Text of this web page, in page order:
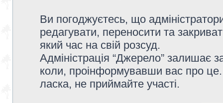
Ви погоджуєтесь, що
редагувати, переносити та
який час на свій розсуд.
Адміністрація “Джерело” залишає
коли, проінформувавши вас про
ласка, не приймайте участі.